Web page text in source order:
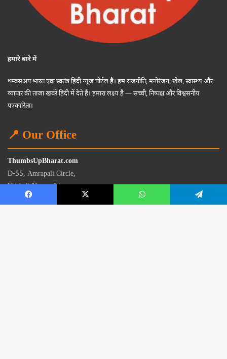
हमारे बारे में
थम्बसअप भारत एक स्वतंत्र हिंदी न्यूज पोर्टल है। हम राजनीति, मनोरंजन, खेल, स्वास्थ्य और
व्यापार की ताजा खबरें हिंदी में देते हैं। हमारा लक्ष्य है — सच्ची, निष्पक्ष और विश्वसनीय
पत्रकारिता।
📍 Our Office
ThumbsUpBharat.com
D-55, Amrapali Circle,
Vaishali Nagar, Jaipur
Rajasthan - 302021